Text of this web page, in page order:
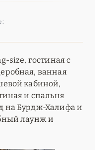
size, гостиная с
ванная
кабиной,
и спальня
на Бурдж-Халифа и
лаунж и